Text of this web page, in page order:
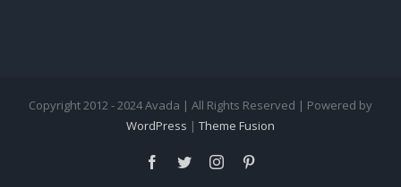
Copyright 2012 - 2024 Avada | All Rights Reserved | Powered by
WordPress | Theme Fusion
facebook
twitterinstagram